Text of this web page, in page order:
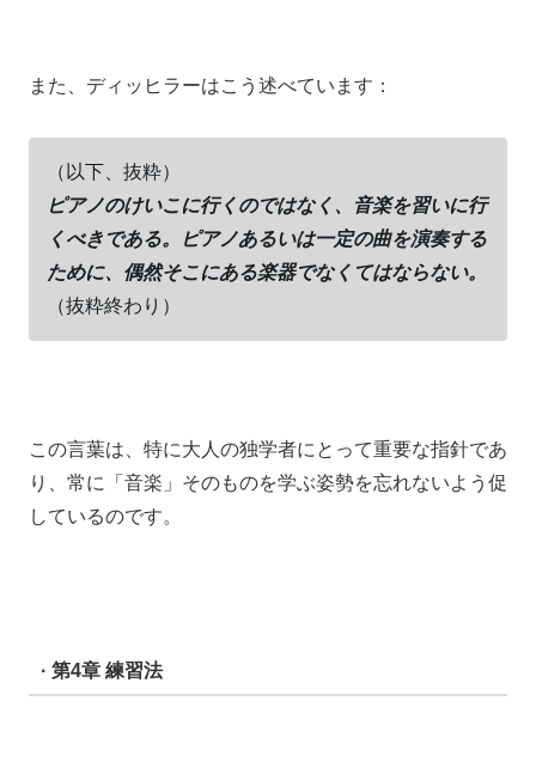
また、ディッヒラーはこう述べています：
（以下、抜粋）
ピアノのけいこに行くのではなく、音楽を習いに行
くべきである。ピアノあるいは一定の曲を演奏する
ために、偶然そこにある楽器でなくてはならない。
（抜粋終わり）
この言葉は、特に大人の独学者にとって重要な指針であ
り、常に「音楽」そのものを学ぶ姿勢を忘れないよう促
しているのです。
· 第4章 練習法